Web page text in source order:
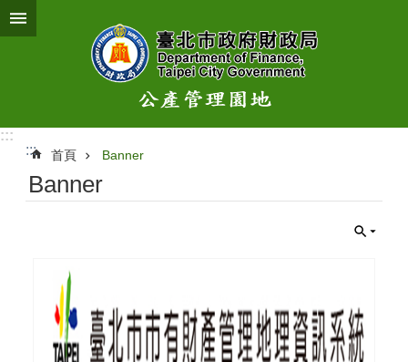
跳到主要內容區塊
:::
:::
首頁 Banner
Banner